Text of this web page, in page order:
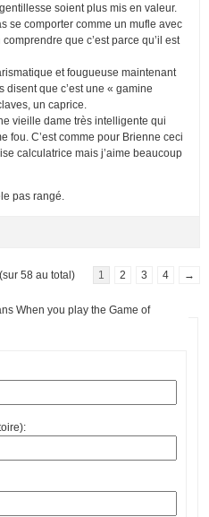
soient plus mis en valeur.
se comporter comme un mufle avec
que c’est parce qu’il est
et fougueuse maintenant
disent que c’est une « gamine
un caprice.
vieille dame très intelligente qui
fou. C’est comme pour Brienne ceci
calculatrice mais j’aime beaucoup
pas rangé.
58 au total) 1 2 3 4 →
When you play the Game of